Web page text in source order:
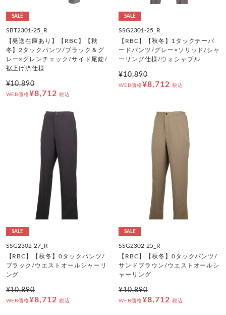
SALE
SBT2301-25_R
【発送在庫あり】【RBC】【秋
冬】2タックパンツ/ブラック＆グ
レー×グレンチェック/サイド尾錠/
裾上げ済仕様
¥10,890
WEB価格¥8,712 税込
SALE
SSG2301-25_R
【RBC】【秋冬】1タックテーパ
ードパンツ/グレー×ソリッド/シャ
ーリング仕様/ウォシャブル
¥10,890
WEB価格¥8,712 税込
SALE
SSG2302-27_R
【RBC】【秋冬】0タックパンツ/
ブラック/ウエストオールシャーリ
ング
¥10,890
WEB価格¥8,712 税込
SALE
SSG2302-25_R
【RBC】【秋冬】0タックパンツ/
サンドブラウン/ウエストオールシ
ャーリング
¥10,890
WEB価格¥8,712 税込